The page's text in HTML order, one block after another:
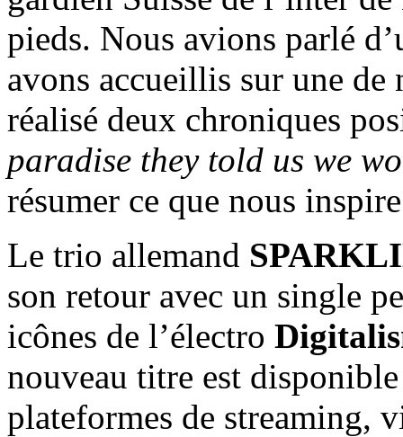
pieds. Nous avions parlé
avons accueillis sur une
réalisé deux chroniques
paradise they told us we
résumer ce que nous
Le trio allemand
son retour avec un single
icônes de l’électro
nouveau titre est
plateformes de streaming,